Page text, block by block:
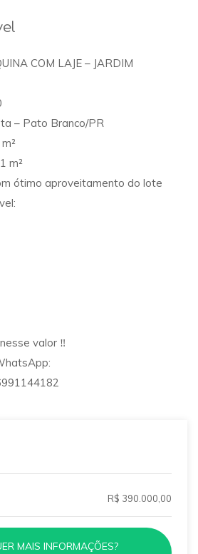
COM LAJE – JARDIM
– Pato Branco/PR
m²
ótimo aproveitamento do lote
valor ‼️
R$ 390.000,00
MAIS INFORMAÇÕES?